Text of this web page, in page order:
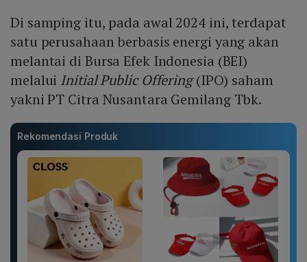
Di samping itu, pada awal 2024 ini, terdapat
satu perusahaan berbasis energi yang akan
melantai di Bursa Efek Indonesia (BEI)
melalui Initial Public Offering(IPO) saham
yakni PT Citra Nusantara Gemilang Tbk.
Rekomendasi Produk